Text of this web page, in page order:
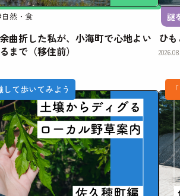
然・食
曲折した私が、小海町で心地よい
まで（移住前）
謎
ひ
て歩いてみよう